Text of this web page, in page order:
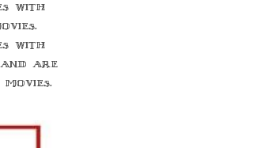
with
with
are